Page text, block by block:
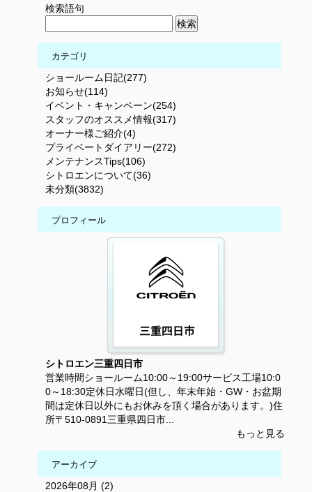
検索語句
カテゴリ
ショールーム日記(277)
お知らせ(114)
イベント・キャンペーン(254)
スタッフのオススメ情報(317)
オーナー様ご紹介(4)
プライベートダイアリー(272)
メンテナンスTips(106)
シトロエンについて(36)
未分類(3832)
プロフィール
シトロエン三重四日市
営業時間ショールーム10:00～19:00サービス工場10:0
0～18:30定休日水曜日(但し、年末年始・GW・お盆期
間は定休日以外にもお休みを頂く場合があります。)住
所〒510-0891三重県四日市...
もっと見る
アーカイブ
2026年08月 (2)